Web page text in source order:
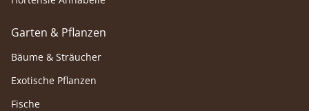
Garten & Pflanzen
Bäume & Sträucher
Exotische Pflanzen
Fische